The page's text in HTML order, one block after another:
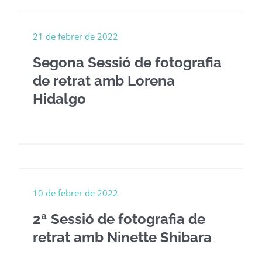
Segona Sessió de fotografia
de retrat amb Lorena
Hidalgo
21 de febrer de 2022
2ª Sessió de fotografia de
retrat amb Ninette Shibara
10 de febrer de 2022